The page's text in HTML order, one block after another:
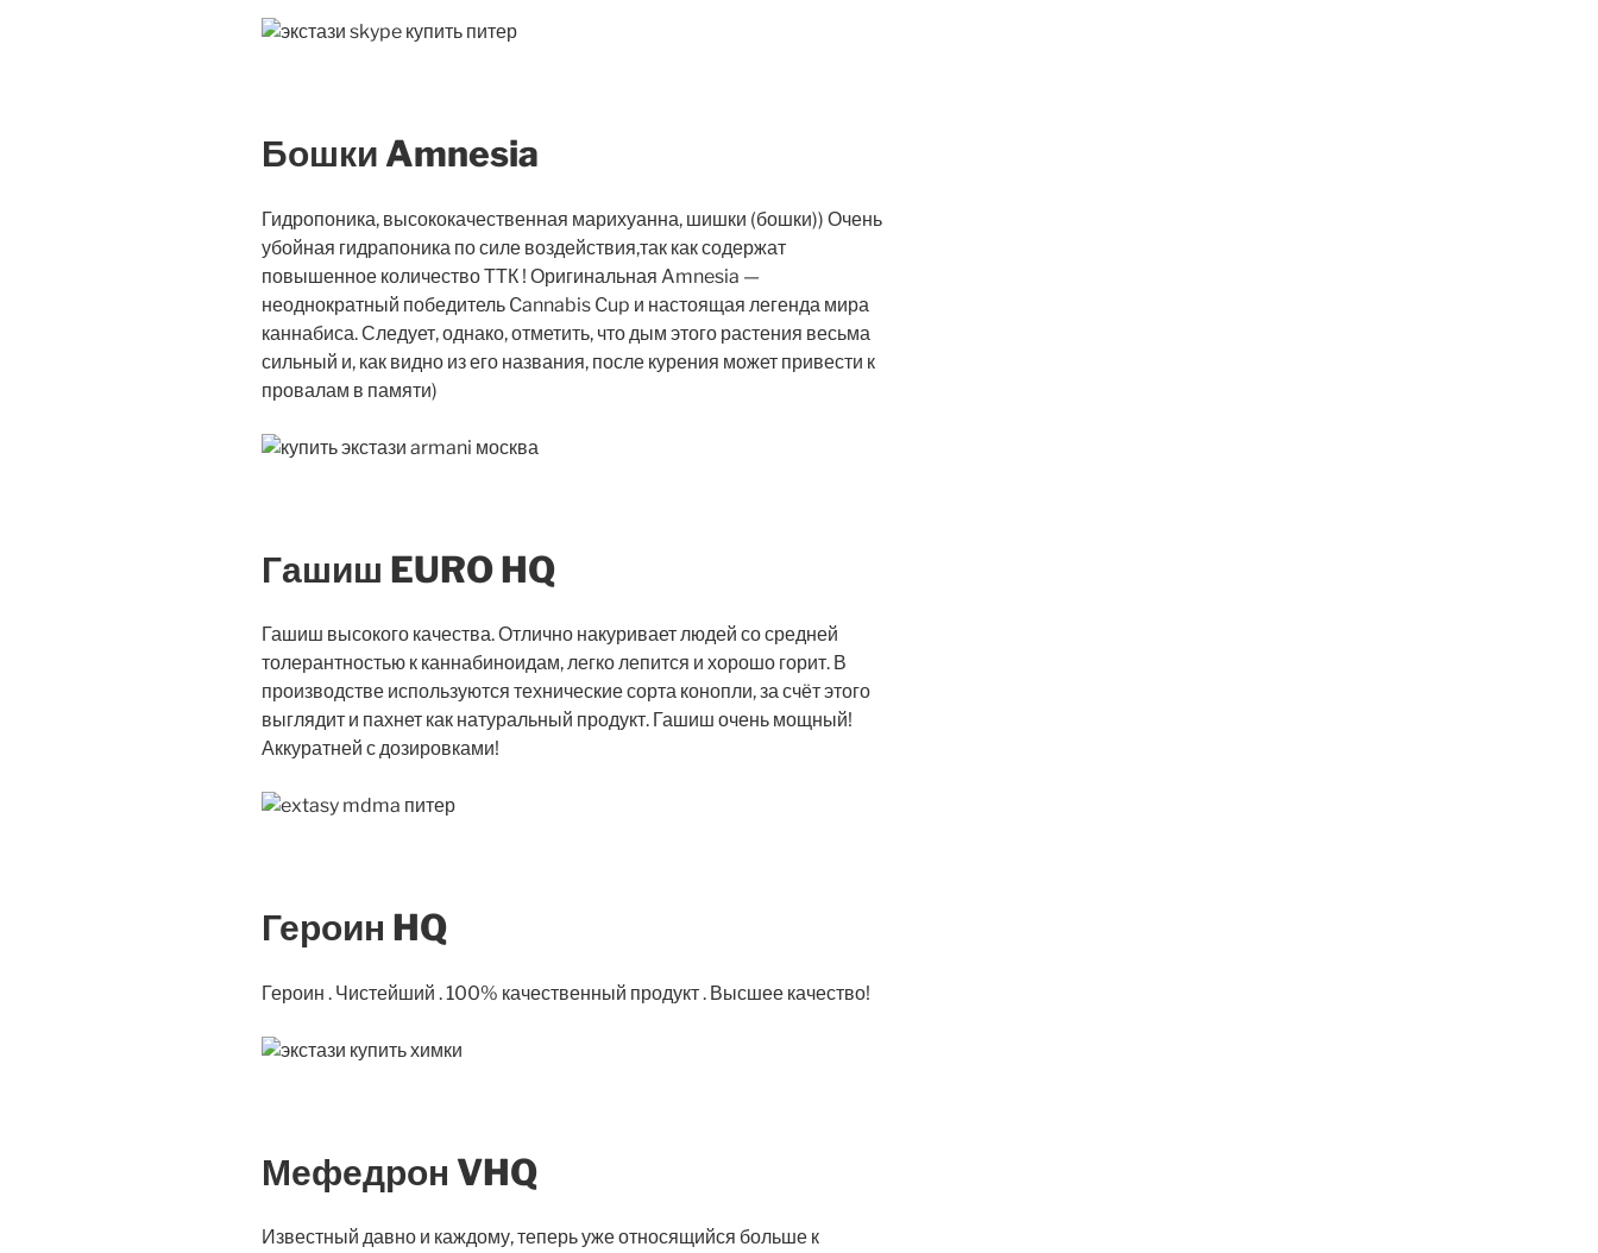
Бошки Amnesia
Гидропоника, высококачественная марихуанна, шишки (бошки)) Очень
убойная гидрапоника по силе воздействия,так как содержат
повышенное количество ТТК ! Оригинальная Amnesia —
неоднократный победитель Cannabis Cup и настоящая легенда мира
каннабиса. Следует, однако, отметить, что дым этого растения весьма
сильный и, как видно из его названия, после курения может привести к
провалам в памяти)
Гашиш EURO HQ
Гашиш высокого качества. Отлично накуривает людей со средней
толерантностью к каннабиноидам, легко лепится и хорошо горит. В
производстве используются технические сорта конопли, за счёт этого
выглядит и пахнет как натуральный продукт. Гашиш очень мощный!
Аккуратней с дозировками!
Героин HQ
Героин . Чистейший . 100% качественный продукт . Высшее качество!
Мефедрон VHQ
Известный давно и каждому, теперь уже относящийся больше к